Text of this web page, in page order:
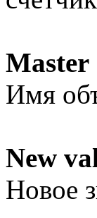
Master
Имя
New
Новое